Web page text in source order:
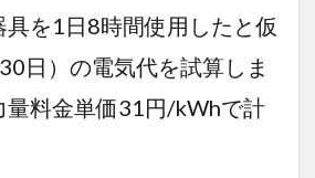
具を1日8時間使用したと仮
日）の電気代を試算しま
料金単価31円/kWhで計